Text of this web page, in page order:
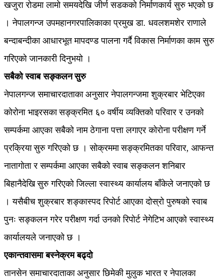
खजुरा रोडमा लामो समयदेखि जीर्ण सडकको निर्माणकार्य सुरु भएको छ
। नेपालगन्ज उपमहानगरपालिकाका प्रमुख डा. धवलशमशेर राणाले
बन्दाबन्दीका आधारभूत मापदण्ड पालना गर्दै विकास निर्माणका काम सुरु
गरिएको जानकारी दिनुभयो ।
सबैको स्वाब सङ्कलन सुरु
नेपालगन्ज समाचारदाताका अनुसार नेपालगन्जमा शुक्रबार भेटिएका
कोरोना भाइरसका सङ्क्रमित ६० वर्षीय व्यक्तिको परिवार र उनको
सम्पर्कमा आएका सबैको नाम ठेगाना पत्ता लगाएर कोरोना परीक्षण गर्ने
प्रक्रिया सुरु गरिएको छ । सोक्रममा सङ्क्रमितका परिवार, आफन्त
नातागोता र सम्पर्कमा आएका सबैको स्वाब सङ्कलन शनिबार
बिहानैदेखि सुरु गरिएको जिल्ला स्वास्थ्य कार्यालय बाँकेले जनाएको छ
। यसैबीच शुक्रबार शङ्कास्पद रिपोर्ट आएका दोस्रो पुरुषको स्वाब
पुनः सङ्कलन गरेर परीक्षण गर्दा उनको रिपोर्ट नेगेटिभ आएको स्वास्थ्य
कार्यालयले जनाएको छ ।
एकान्तवासमा बस्नेक्रम बढ्दो
तानसेन समाचारदाताका अनुसार छिमेकी मुलुक भारत र नेपालका